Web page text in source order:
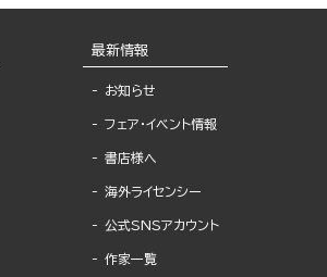
最新情報
お知らせ
フェア・イベント情報
書店様へ
海外ライセンシー
公式SNSアカウント
作家一覧